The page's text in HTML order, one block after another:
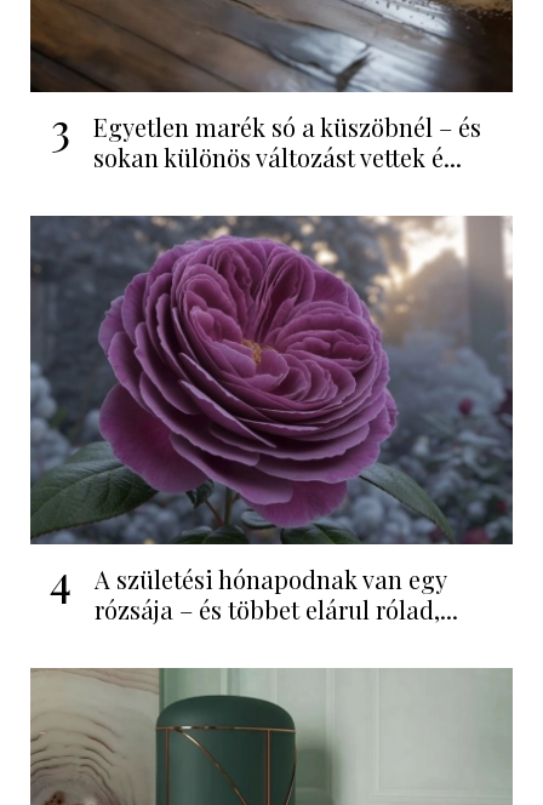
3
Egyetlen marék só a küszöbnél – és
sokan különös változást vettek é...
4
A születési hónapodnak van egy
rózsája – és többet elárul rólad,...